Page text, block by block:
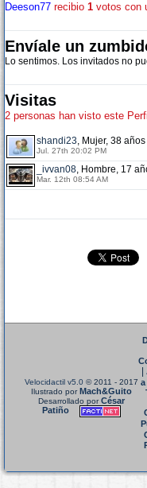
Deeson77 recibio 1 votos con
Envíale un
Lo sentimos. Los invitados no
Visitas
2 personas han visto este Perfil
shandi23, Mujer, 38 años
Jul. 27th 20:02 PM
_ivvan08, Hombre, 17
Mar. 12th 08:54 AM
Velocidactil v5.0 © 2011 - 2017
Ilustrado porMach&Guito
Desarrollado porCésar
Patiño